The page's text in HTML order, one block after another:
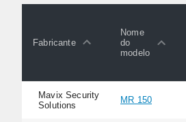
Fabricante
Nome
do
modelo
Mavix Security
Solutions
MR 150